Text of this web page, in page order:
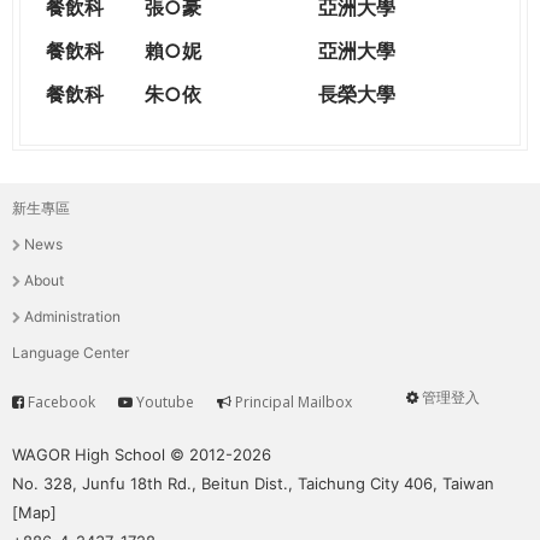
餐飲科 張○豪
亞洲大學
餐飲科
賴○妮
亞洲大學
餐飲科
朱○依 長榮大學
主
選
單
新生專區
News
About
Administration
Language Center
User
管理登入
Service
Facebook Youtube Principal Mailbox
WAGOR High School © 2012-2026
No. 328, Junfu 18th Rd., Beitun Dist., Taichung City 406, Taiwan
[Map]